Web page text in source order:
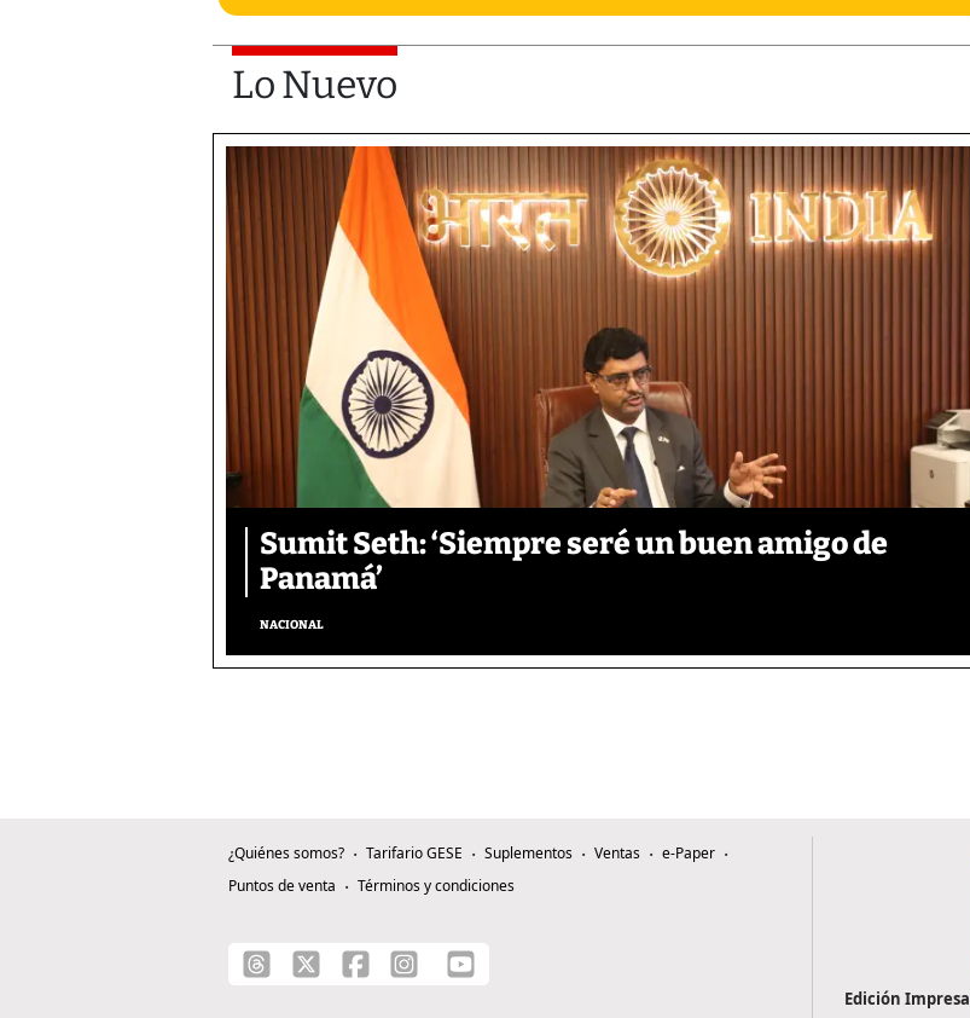
Lo Nuevo
Sumit Seth: ‘Siempre seré un buen amigo de
Panamá’
NACIONAL
¿Quiénes somos? Tarifario GESE Suplementos Ventas
e-Paper
Puntos de venta
Términos y condiciones
Edición Impresa